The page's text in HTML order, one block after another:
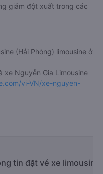
giảm đột xuất trong các
(Hải Phòng) limousine ở
xe Nguyễn Gia Limousine
vi-VN/xe-nguyen-
tin đặt vé xe